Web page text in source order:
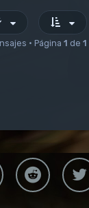
• Página 1 de 1